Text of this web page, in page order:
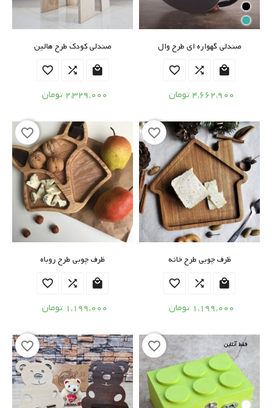
صندلی گهواره ای طرح وال



4,662,900 تومان
صندلی کودک طرح هالین



2,329,000 تومان
ظرف چوبی طرح خانه



1,199,000 تومان
favorite_border
ظرف چوبی طرح روباه



1,199,000 تومان
favorite_border
فقط آنلاین favorite_border
favorite_border